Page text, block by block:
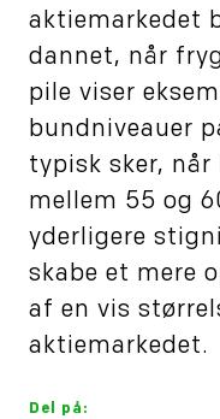
aktiemarkedet
dannet, når
pile viser
bundniveauer
typisk sker, når
mellem 55 og
yderligere
skabe et mere
af en vis
aktiemarkedet.
Del på: